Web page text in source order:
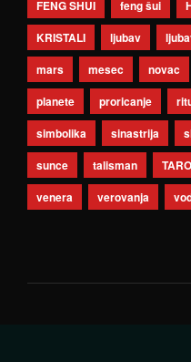
FENG SHUI
feng šui
KRISTALI
ljubav
mars
mesec novac
planete
proricanje
simbolika
sinastrija
sunce
talisman
venera
verovanja